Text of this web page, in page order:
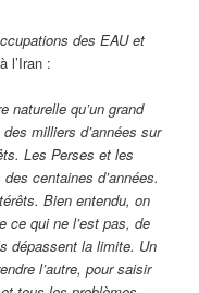
des EAU et
l’Iran :
naturelle qu’un grand
milliers d’années sur
Les Perses et les
centaines d’années.
Bien entendu, on
ce qui ne l’est pas, de
dépassent la limite. Un
l’autre, pour saisir